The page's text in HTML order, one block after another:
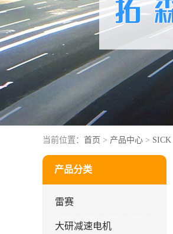
当前位置： 首页 > 产品中心 > SICK
产品分类
雷赛
大研减速电机